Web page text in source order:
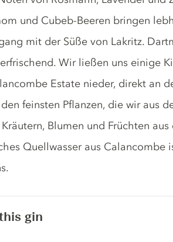
und Cubeb-Beeren bringen
mit der Süße von Lakritz.
Wir ließen uns einige
Estate nieder, direkt an
feinsten Pflanzen, die wir aus
Blumen und Früchten
Quellwasser aus Calancombe
gin